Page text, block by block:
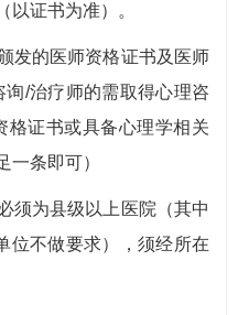
证书为准）。
的医师资格证书及医师
/治疗师的需取得心理咨
格证书或具备心理学相关
一条即可）
为县级以上医院（其中
位不做要求），须经所在